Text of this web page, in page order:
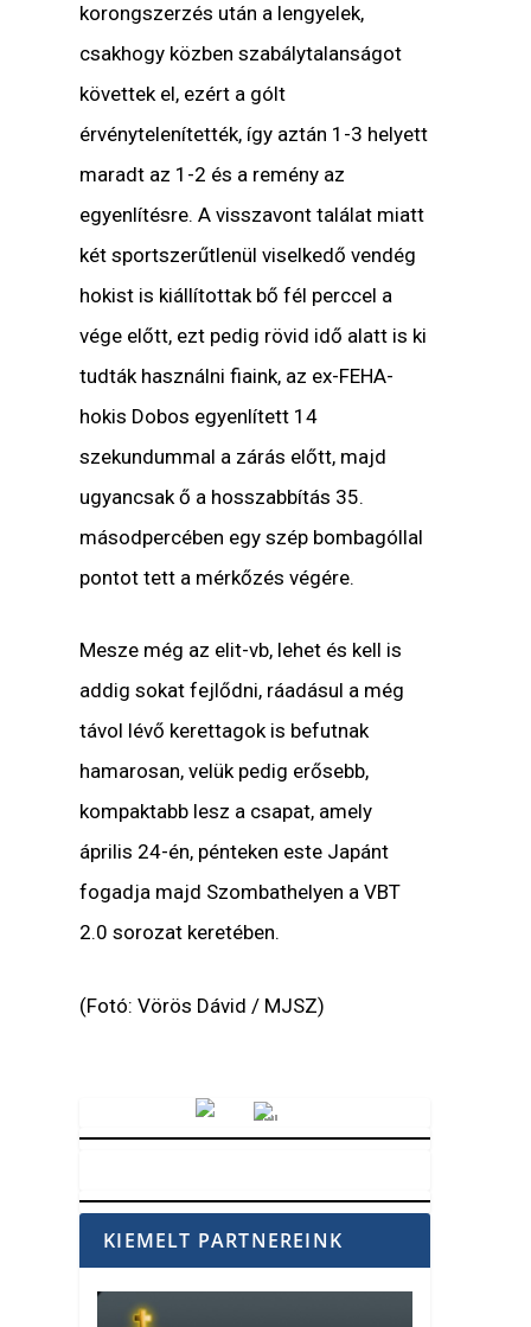
korongszerzés után a lengyelek,
csakhogy közben szabálytalanságot
követtek el, ezért a gólt
érvénytelenítették, így aztán 1-3 helyett
maradt az 1-2 és a remény az
egyenlítésre. A visszavont találat miatt
két sportszerűtlenül viselkedő vendég
hokist is kiállítottak bő fél perccel a
vége előtt, ezt pedig rövid idő alatt is ki
tudták használni fiaink, az ex-FEHA-
hokis Dobos egyenlített 14
szekundummal a zárás előtt, majd
ugyancsak ő a hosszabbítás 35.
másodpercében egy szép bombagóllal
pontot tett a mérkőzés végére.
Mesze még az elit-vb, lehet és kell is
addig sokat fejlődni, ráadásul a még
távol lévő kerettagok is befutnak
hamarosan, velük pedig erősebb,
kompaktabb lesz a csapat, amely
április 24-én, pénteken este Japánt
fogadja majd Szombathelyen a VBT
2.0 sorozat keretében.
(Fotó: Vörös Dávid / MJSZ)
KIEMELT PARTNEREINK